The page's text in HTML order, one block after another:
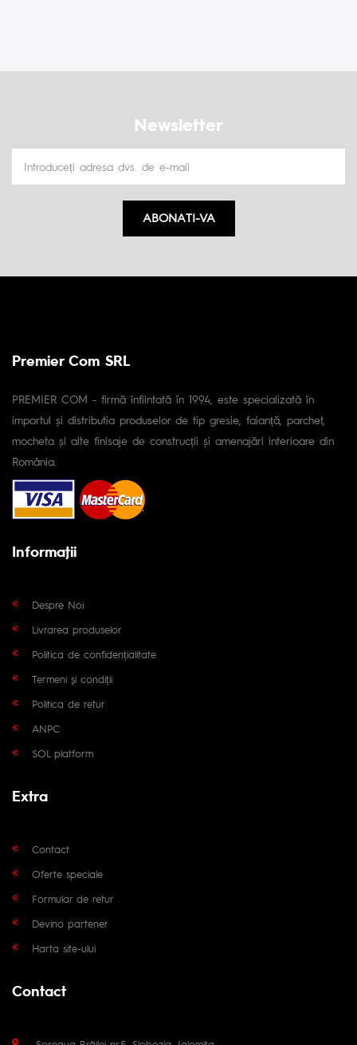
Newsletter
ABONATI-VA
Premier Com SRL
PREMIER COM - firmă înfiintată în 1994, este specializată în
importul și distributia produselor de tip gresie, faianță, parchet,
mocheta și alte finisaje de construcții și amenajări interioare din
România.
Informaţii
Despre Noi
Livrarea produselor
Politica de confidențialitate
Termeni și condiții
Politica de retur
ANPC
SOL platform
Extra
Contact
Oferte speciale
Formular de retur
Devino partener
Harta site-ului
Contact